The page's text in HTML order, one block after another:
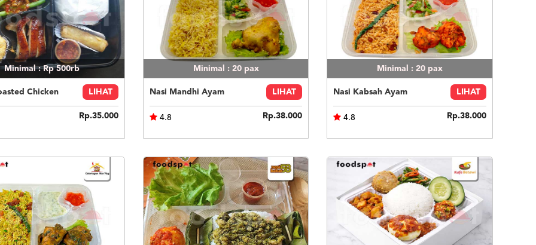
Minimal : Rp 500rb
Chicken LIHAT
Rp.35.000
Minimal : 20 pax
Nasi Mandhi Ayam LIHAT
4.8 Rp.38.000
Minimal : 20 pax
Nasi Kabsah Ayam LIHAT
4.8 Rp.38.000